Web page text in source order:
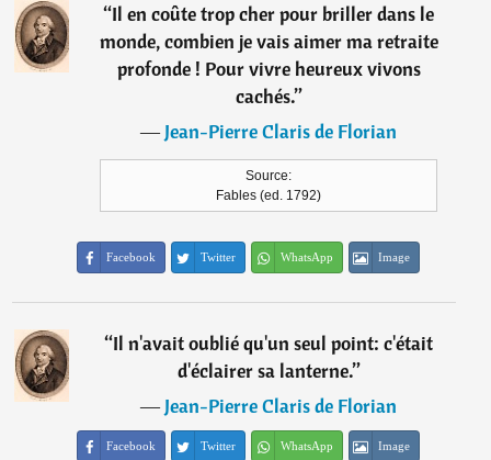
“Il en coûte trop cher pour briller dans le
monde, combien je vais aimer ma retraite
profonde ! Pour vivre heureux vivons
cachés.”
―Jean-Pierre Claris de Florian
Source:
Fables (ed. 1792)
Facebook Twitter WhatsApp Image
“Il n'avait oublié qu'un seul point: c'était
d'éclairer sa lanterne.”
―Jean-Pierre Claris de Florian
Facebook Twitter WhatsApp Image